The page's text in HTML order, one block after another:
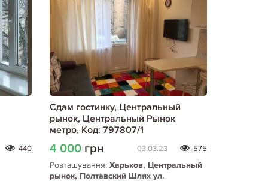
440
Сдам гостинку, Центральный
рынок, Центральный Рынок
метро, Код: 797807/1
4 000 грн 03.03.23 575
Розташування:Харьков, Центральный
рынок, Полтавский Шлях ул.